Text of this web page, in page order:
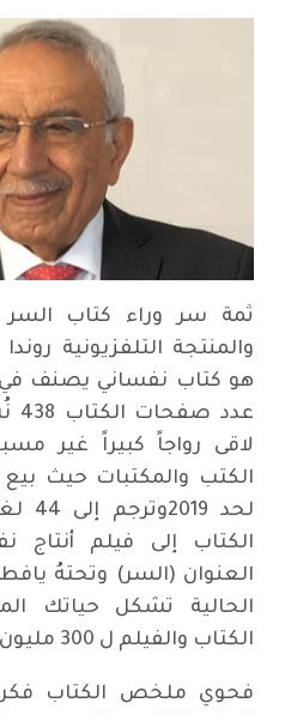
هو كتاب نفساني يصنف في
لاقى رواجاً كبيراً غير
لحد
الكتاب إلى فيلم أنتاج
العنوان (السر) وتحتهُ
الحالية تشكل حياتك
الكتاب والفيلم ل 300 مليون دولار.
فحوي ملخص الكتاب